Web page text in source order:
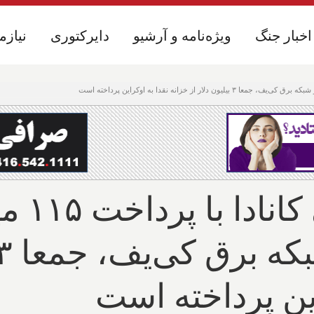
دایرکتوری ویژه‌نامه و آرشیو اخبار جنگ دایرکتوری ویژه‌نامه و آرشیو اخبار جنگ
پرداخته است